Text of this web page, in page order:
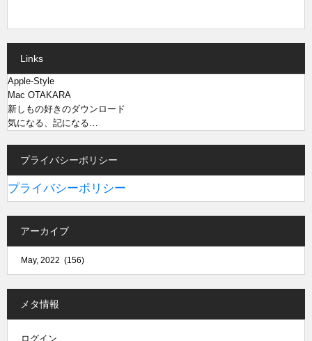
Links
Apple-Style
Mac OTAKARA
新しもの好きのダウンロード
気になる、記になる…
プライバシーポリシー
プライバシーポリシー
アーカイブ
メタ情報
ログイン